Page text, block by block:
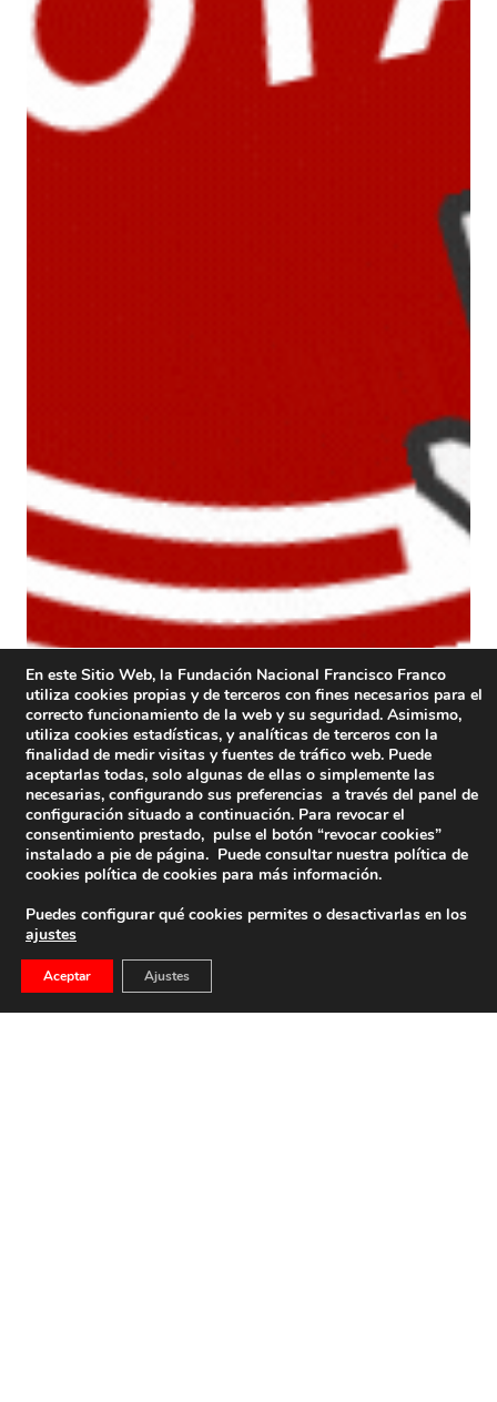
Debatiendo O Entrevistando Al Presidente De La
En este Sitio Web, la Fundación Nacional Francisco Franco
utiliza cookies propias y de terceros con fines necesarios para el
correcto funcionamiento de la web y su seguridad. Asimismo,
utiliza cookies estadísticas, y analíticas de terceros con la
finalidad de medir visitas y fuentes de tráfico web. Puede
aceptarlas todas, solo algunas de ellas o simplemente las
necesarias, configurando sus preferencias a través del panel de
configuración situado a continuación. Para revocar el
consentimiento prestado, pulse el botón “revocar cookies”
instalado a pie de página. Puede consultar nuestra política de
cookies política de cookies para más información.
Puedes configurar qué cookies permites o desactivarlas en los
ajustes
Aceptar Ajustes